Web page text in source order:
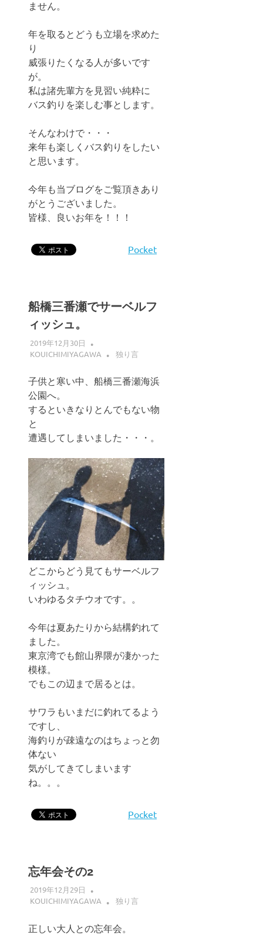
ません。
年を取るとどうも立場を求めた
り
威張りたくなる人が多いです
が。
私は諸先輩方を見習い純粋に
バス釣りを楽しむ事とします。
そんなわけで・・・
来年も楽しくバス釣りをしたい
と思います。
今年も当ブログをご覧頂きあり
がとうございました。
皆様、良いお年を！！！
Pocket
船橋三番瀬でサーベルフ
ィッシュ。
2019年12月30日
KOUICHIMIYAGAWA
独り言
子供と寒い中、船橋三番瀬海浜
公園へ。
するといきなりとんでもない物
と
遭遇してしまいました・・・。
どこからどう見てもサーベルフ
ィッシュ。
いわゆるタチウオです。。
今年は夏あたりから結構釣れて
ました。
東京湾でも館山界隈が凄かった
模様。
でもこの辺まで居るとは。
サワラもいまだに釣れてるよう
ですし、
海釣りが疎遠なのはちょっと勿
体ない
気がしてきてしまいます
ね。。。
Pocket
忘年会その2
2019年12月29日
KOUICHIMIYAGAWA
独り言
正しい大人との忘年会。